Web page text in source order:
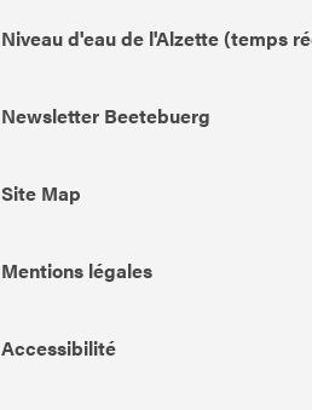
Niveau d'eau de l'Alzette (temps
Newsletter Beetebuerg
Site Map
Mentions légales
Accessibilité